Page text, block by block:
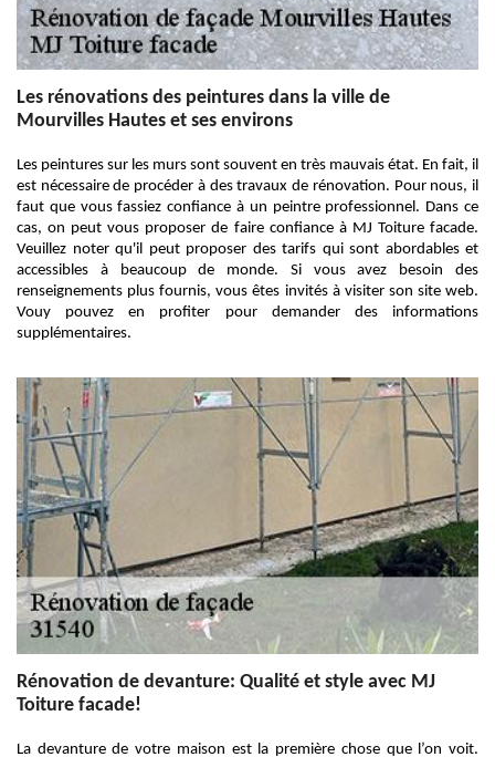
Les rénovations des peintures dans la ville de
Mourvilles Hautes et ses environs
Les peintures sur les murs sont souvent en très mauvais état. En fait, il
est nécessaire de procéder à des travaux de rénovation. Pour nous, il
faut que vous fassiez confiance à un peintre professionnel. Dans ce
cas, on peut vous proposer de faire confiance à MJ Toiture facade.
Veuillez noter qu'il peut proposer des tarifs qui sont abordables et
accessibles à beaucoup de monde. Si vous avez besoin des
renseignements plus fournis, vous êtes invités à visiter son site web.
Vouy pouvez en profiter pour demander des informations
supplémentaires.
Rénovation de devanture: Qualité et style avec MJ
Toiture facade!
La devanture de votre maison est la première chose que l’on voit.